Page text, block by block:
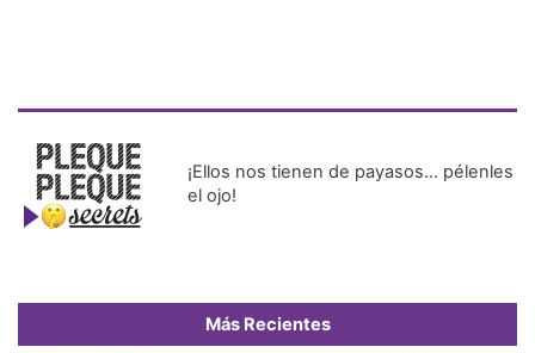
¡Ellos nos tienen de payasos… pélenles
el ojo!
Más Recientes